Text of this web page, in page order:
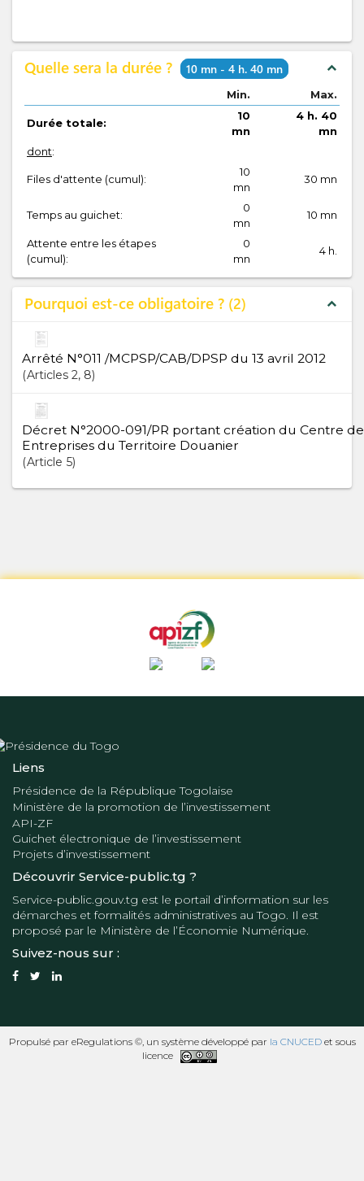
Quelle sera la durée ? 10 mn - 4 h. 40 mn expand_less
Min. Max.
Durée totale:
10
mn
4 h. 40
mn
dont:
Files d'attente (cumul):
10
mn
30 mn
Temps au guichet:
0
mn
10 mn
Attente entre les étapes
(cumul):
0
mn
4 h.
Pourquoi est-ce obligatoire ? 2 expand_less
Arrêté N°011 /MCPSP/CAB/DPSP du 13 avril 2012
Articles 2, 8
Décret N°2000-091/PR portant création du Centre
Entreprises du Territoire Douanier
Article 5
Liens
Présidence de la République Togolaise
Ministère de la promotion de l’investissement
API-ZF
Guichet électronique de l’investissement
Projets d’investissement
Découvrir Service-public.tg ?
Service-public.gouv.tg est le portail d’information sur les
démarches et formalités administratives au Togo. Il est
proposé par le Ministère de l’Économie Numérique.
Suivez-nous sur :
Propulsé par eRegulations ©, un système développé par la CNUCEDet sous
licence